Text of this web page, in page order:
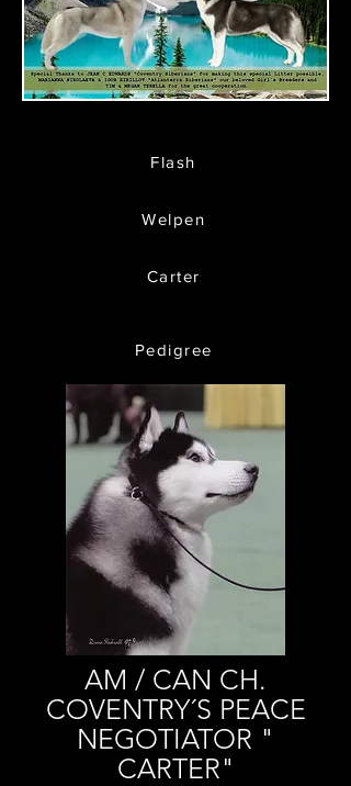
Flash
Welpen
Carter
Pedigree
AM / CAN CH.
COVENTRY´S PEACE
NEGOTIATOR "
CARTER"